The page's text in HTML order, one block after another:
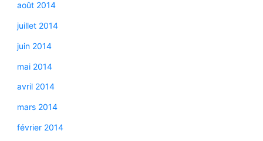
août 2014
juillet 2014
juin 2014
mai 2014
avril 2014
mars 2014
février 2014